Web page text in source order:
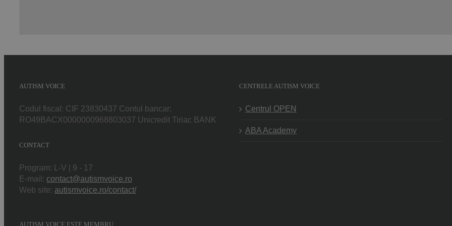
AUTISM VOICE
Codul fiscal: CIF 23830437 Contul bancar:
RO49BACX0000000968803037 Unicredit Tiriac BANK
CENTRELE AUTISM VOICE
Centrul OPEN
ABA Academy
CONTACT
Program: L-V | 9 - 17
E-mail: contact@autismvoice.ro
Web site: autismvoice.ro/contact/
AUTISM VOICE ESTE MEMBRU